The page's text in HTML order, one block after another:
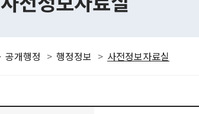
공개행정 행정정보 사전정보자료실